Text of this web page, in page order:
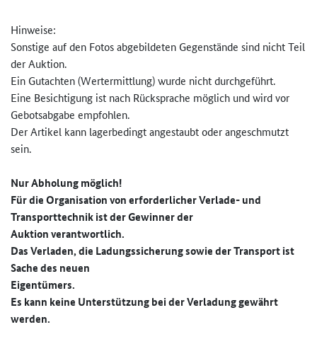
Hinweise:
Sonstige auf den Fotos abgebildeten Gegenstände sind nicht Teil
der Auktion.
Ein Gutachten (Wertermittlung) wurde nicht durchgeführt.
Eine Besichtigung ist nach Rücksprache möglich und wird vor
Gebotsabgabe empfohlen.
Der Artikel kann lagerbedingt angestaubt oder angeschmutzt
sein.
Nur Abholung möglich!
Für die Organisation von erforderlicher Verlade- und
Transporttechnik ist der Gewinner der
Auktion verantwortlich.
Das Verladen, die Ladungssicherung sowie der Transport ist
Sache des neuen
Eigentümers.
Es kann keine Unterstützung bei der Verladung gewährt
werden.